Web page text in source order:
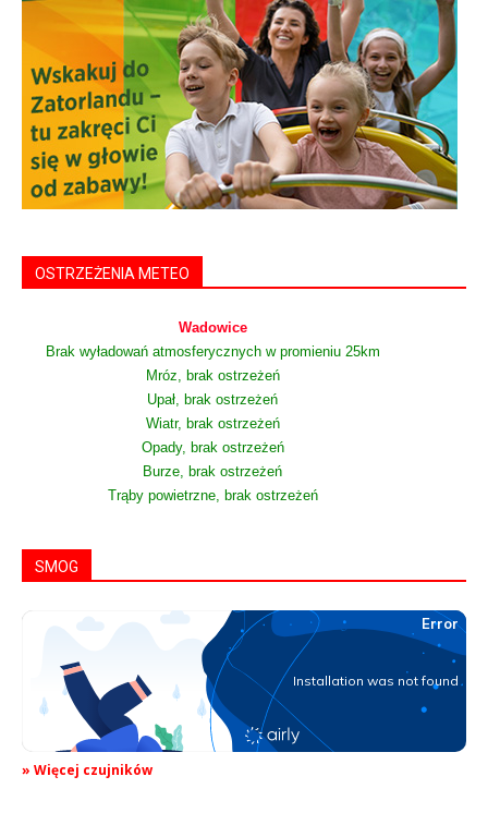
OSTRZEŻENIA METEO
Wadowice
Brak wyładowań atmosferycznych w promieniu 25km
Mróz, brak ostrzeżeń
Upał, brak ostrzeżeń
Wiatr, brak ostrzeżeń
Opady, brak ostrzeżeń
Burze, brak ostrzeżeń
Trąby powietrzne, brak ostrzeżeń
SMOG
» Więcej czujników